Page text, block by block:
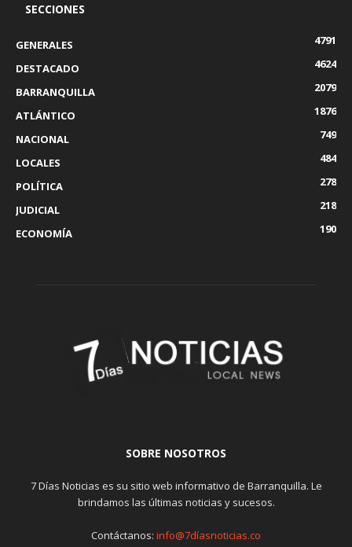
SECCIONES
GENERALES
4791
DESTACADO
4624
BARRANQUILLA
2079
ATLÁNTICO
1876
NACIONAL
749
LOCALES
484
POLÍTICA
278
JUDICIAL
218
ECONOMÍA
190
SOBRE NOSOTROS
7 Días Noticias es su sitio web informativo de Barranquilla. Le
brindamos las últimas noticias y sucesos.
Contáctanos: info@7díasnoticias.co